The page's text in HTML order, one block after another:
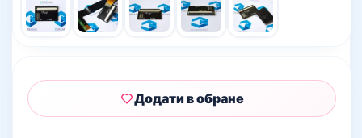
Додати в обране